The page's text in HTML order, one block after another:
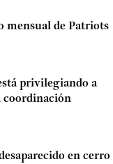
mensual de Patriots
privilegiando a
coordinación
en cerro